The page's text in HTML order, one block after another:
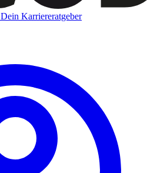
Dein Karriereratgeber